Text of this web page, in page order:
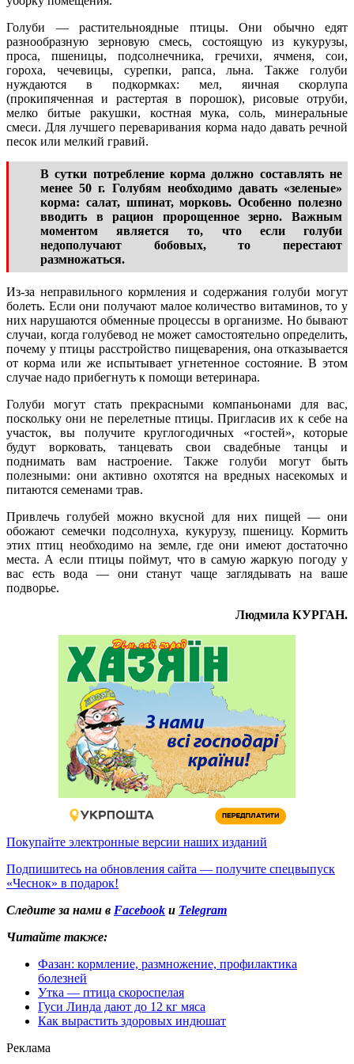
Голуби — растительноядные птицы. Они обычно едят
разнообразную зерновую смесь, состоящую из кукурузы,
проса, пшеницы, подсолнечника, гречихи, ячменя, сои,
гороха, чечевицы, сурепки, рапса, льна. Также голуби
нуждаются в подкормках: мел, яичная скорлупа
(прокипяченная и растертая в порошок), рисовые отруби,
мелко битые ракушки, костная мука, соль, минеральные
смеси. Для лучшего переваривания корма надо давать речной
песок или мелкий гравий.
В сутки потребление корма должно составлять не
менее 50 г. Голубям необходимо давать «зеленые»
корма: салат, шпинат, морковь. Особенно полезно
вводить в рацион пророщенное зерно. Важным
моментом является то, что если голуби
недополучают бобовых, то перестают
размножаться.
Из-за неправильного кормления и содержания голуби могут
болеть. Если они получают малое количество витаминов, то у
них нарушаются обменные процессы в организме. Но бывают
случаи, когда голубевод не может самостоятельно определить,
почему у птицы расстройство пищеварения, она отказывается
от корма или же испытывает угнетенное состояние. В этом
случае надо прибегнуть к помощи ветеринара.
Голуби могут стать прекрасными компаньонами для вас,
поскольку они не перелетные птицы. Пригласив их к себе на
участок, вы получите круглогодичных «гостей», которые
будут ворковать, танцевать свои свадебные танцы и
поднимать вам настроение. Также голуби могут быть
полезными: они активно охотятся на вредных насекомых и
питаются семенами трав.
Привлечь голубей можно вкусной для них пищей — они
обожают семечки подсолнуха, кукурузу, пшеницу. Кормить
этих птиц необходимо на земле, где они имеют достаточно
места. А если птицы поймут, что в самую жаркую погоду у
вас есть вода — они станут чаще заглядывать на ваше
подворье.
Людмила КУРГАН.
Покупайте электронные версии наших изданий
Подпишитесь на обновления сайта — получите спецвыпуск
«Чеснок» в подарок!
Следите за нами в Facebook и Telegram
Читайте также:
Фазан: кормление, размножение, профилактика
болезней
Утка — птица скороспелая
Гуси Линда дают до 12 кг мяса
Как вырастить здоровых индюшат
Реклама